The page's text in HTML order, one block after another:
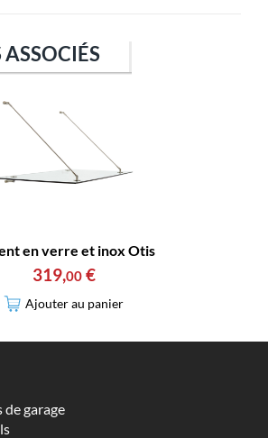
en verre et inox Otis
319,00 €
Ajouter au panier
garage